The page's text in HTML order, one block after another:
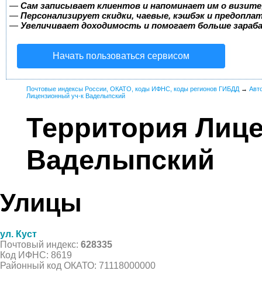
— Сам записывает клиентов и напоминает им о
— Персонализирует скидки, чаевые, кэшбэк и
— Увеличивает доходимость и помогает больше
Начать пользоваться сервисом
Почтовые индексы России, ОКАТО, коды ИФНС, коды регионов ГИБДД →
Лицензионный уч-к Ваделыпский
Территория
Ваделыпский
Улицы
ул. Куст
Почтовый индекс: 628335
Код ИФНС: 8619
Районный код ОКАТО: 71118000000